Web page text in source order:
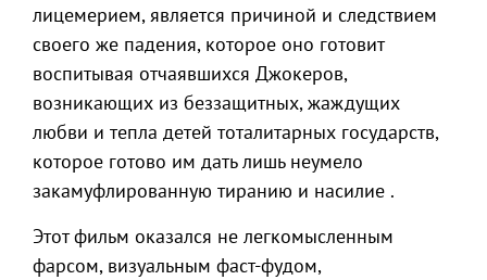
лицемерием, является причиной и следствием
своего же падения, которое оно готовит
воспитывая отчаявшихся Джокеров,
возникающих из беззащитных, жаждущих
любви и тепла детей тоталитарных государств,
которое готово им дать лишь неумело
закамуфлированную тиранию и насилие .
Этот фильм оказался не легкомысленным
фарсом, визуальным фаст-фудом,